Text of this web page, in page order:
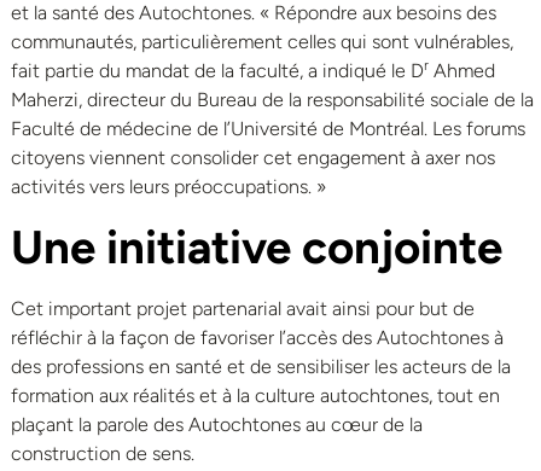
et la santé des Autochtones. « Répondre aux besoins des
communautés, particulièrement celles qui sont vulnérables,
fait partie du mandat de la faculté, a indiqué le Dr Ahmed
Maherzi, directeur du Bureau de la responsabilité sociale de la
Faculté de médecine de l’Université de Montréal. Les forums
citoyens viennent consolider cet engagement à axer nos
activités vers leurs préoccupations. »
Une initiative conjointe
Cet important projet partenarial avait ainsi pour but de
réfléchir à la façon de favoriser l’accès des Autochtones à
des professions en santé et de sensibiliser les acteurs de la
formation aux réalités et à la culture autochtones, tout en
plaçant la parole des Autochtones au cœur de la
construction de sens.